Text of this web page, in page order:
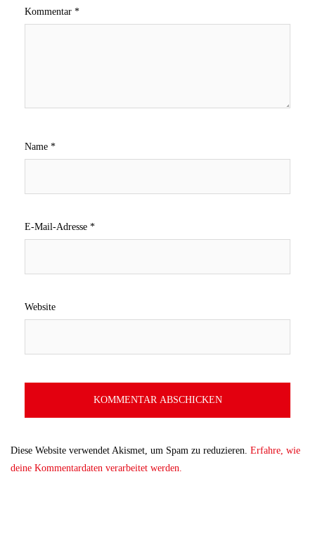
Kommentar *
Name *
E-Mail-Adresse *
Website
Diese Website verwendet Akismet, um Spam zu reduzieren. Erfahre, wie
deine Kommentardaten verarbeitet werden.